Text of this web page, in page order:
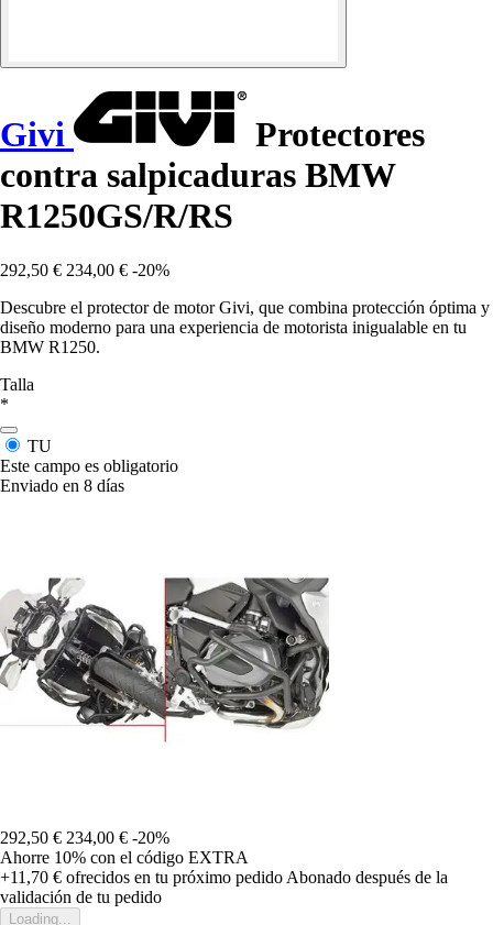
Givi
Protectores
contra salpicaduras BMW
R1250GS/R/RS
292,50 € 234,00 € -20%
Descubre el protector de motor Givi, que combina protección óptima y
diseño moderno para una experiencia de motorista inigualable en tu
BMW R1250.
Talla
*
TU
Este campo es obligatorio
Enviado en 8 días
292,50 € 234,00 € -20%
Ahorre 10% con el código EXTRA
+11,70 € ofrecidos en tu próximo pedidoAbonado después de la
validación de tu pedido
Loading...